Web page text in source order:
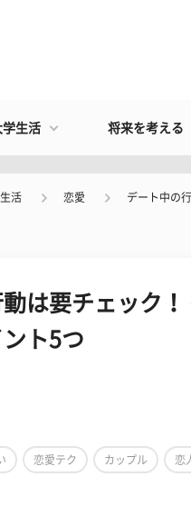
学生活 将来を考える
活 恋愛 デート中の
は要チェック
ト5つ
恋愛テク カップル 恋